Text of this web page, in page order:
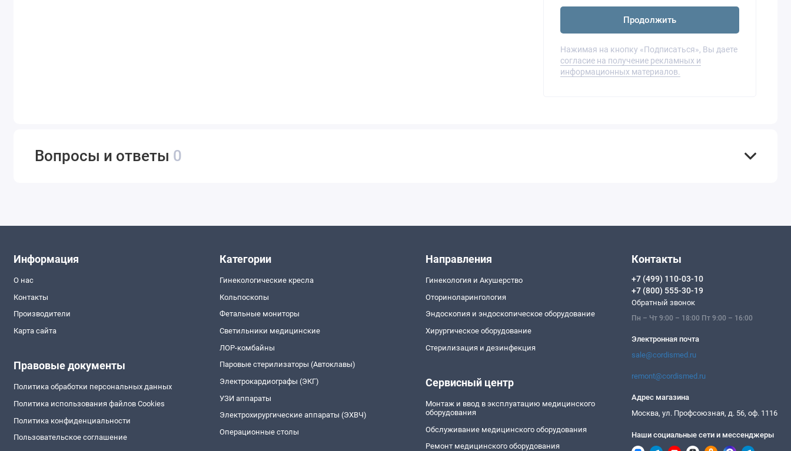
Продолжить
Нажимая на кнопку «Подписаться», Вы даете
согласие на получение рекламных и
информационных материалов.
Вопросы и ответы 0
Информация
О нас
Контакты
Производители
Карта сайта
Правовые документы
Политика обработки персональных данных
Политика использования файлов Cookies
Политика конфиденциальности
Пользовательское соглашение
Категории
Гинекологические кресла
Кольпоскопы
Фетальные мониторы
Светильники медицинские
ЛОР-комбайны
Паровые стерилизаторы (Автоклавы)
Электрокардиографы (ЭКГ)
УЗИ аппараты
Электрохирургические аппараты (ЭХВЧ)
Операционные столы
Направления
Гинекология и Акушерство
Оториноларингология
Эндоскопия и эндоскопическое оборудование
Хирургическое оборудование
Стерилизация и дезинфекция
Сервисный центр
Монтаж и ввод в эксплуатацию медицинского
оборудования
Обслуживание медицинского оборудования
Ремонт медицинского оборудования
Контакты
+7 (499) 110-03-10
+7 (800) 555-30-19
Обратный звонок
Пн – Чт 9:00 – 18:00 Пт 9:00 – 16:00
Электронная почта
sale@cordismed.ru
remont@cordismed.ru
Адрес магазина
Москва, ул. Профсоюзная, д. 56, оф. 1116
Наши социальные сети и мессенджеры